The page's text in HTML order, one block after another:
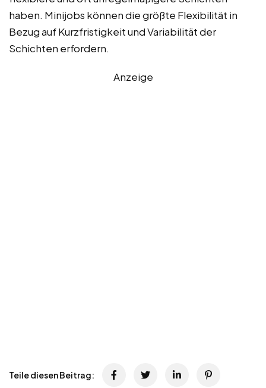
haben. Minijobs können die größte Flexibilität in
Bezug auf Kurzfristigkeit und Variabilität der
Schichten erfordern.
Anzeige
Teile diesen Beitrag: